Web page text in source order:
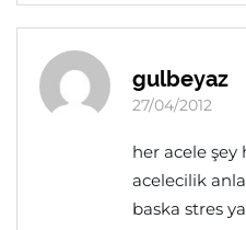
gulbeyaz
27/04/2012
her acele şey
acelecilik
baska stres